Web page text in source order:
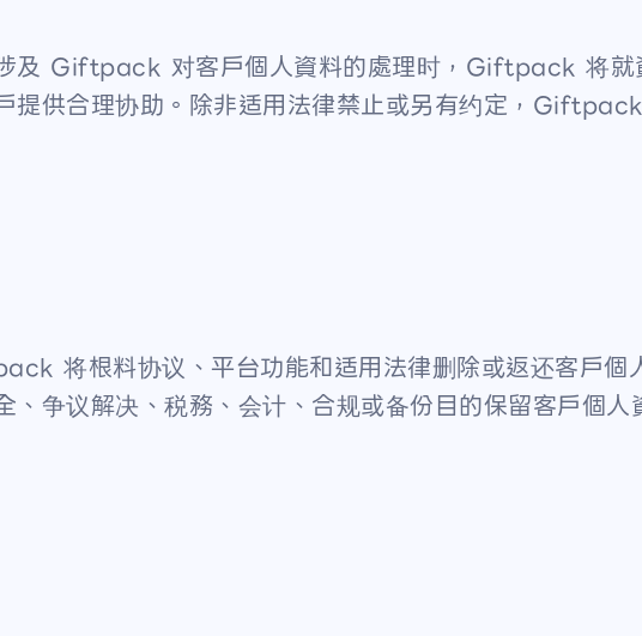
及 Giftpack 对客戶個人資料的處理时，Giftpack 将就
提供合理协助。除非适用法律禁止或另有约定，
将根料协议、平台功能和适用法律删除或返还客戶
、争议解决、税務、会计、合规或备份目的保留客戶個